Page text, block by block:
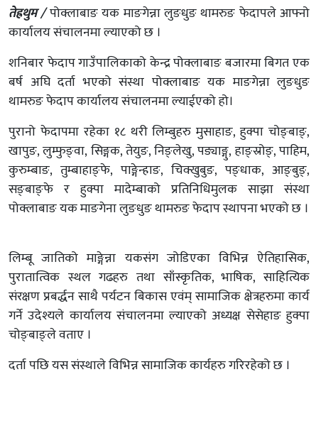
तेह्रथुम /पोक्लाबाङ यक माङगेन्ना लुङधुङ थामरुङ फेदापले आफ्नो
कार्यालय संचालनमा ल्याएको छ ।
शनिबार फेदाप गाउँपालिकाको केन्द्र पोक्लाबाङ बजारमा बिगत एक
बर्ष अघि दर्ता भएको संस्था पोक्लाबाङ यक माङगेन्ना लुङधुङ
थामरुङ फेदाप कार्यालय संचालनमा ल्याईएको हो।
पुरानो फेदापमा रहेका १८ थरी लिम्बुहरु मुसाहाङ, हुक्पा चोङ्बाङ्,
खापुङ, लुम्फुङ्वा, सिङ्गक, तेयुङ, निङ्लेखु, पङ्याङ्गु, हाङ्स्रोङ्, पाहिम,
कुरुम्बाङ, तुम्बाहाङ्फे, पाङ्गेन्हाङ, चिक्खुबुङ, पङ्धाक, आङ्बुङ्,
सङ्बाङ्फे र हुक्पा मादेम्बाको प्रतिनिधिमुलक साझा संस्था
पोक्लाबाङ यक माङगेना लुङधुङ थामरुङ फेदाप स्थापना भएको छ ।
लिम्बू जातिको माङ्गेन्ना यकसंग जोडिएका विभिन्न ऐतिहासिक,
पुरातात्विक स्थल गढहरु तथा साँस्कृतिक, भाषिक, साहित्यिक
संरक्षण प्रबर्द्धन साथै पर्यटन बिकास एवंम् सामाजिक क्षेत्रहरुमा कार्य
गर्ने उदेश्यले कार्यालय संचालनमा ल्याएको अध्यक्ष सेसेहाङ हुक्पा
चोङ्बाङ्ले वताए ।
दर्ता पछि यस संस्थाले विभिन्न सामाजिक कार्यहरु गरिरहेको छ ।